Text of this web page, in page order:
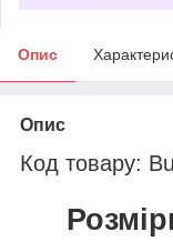
Опис
Опис
Код товару: